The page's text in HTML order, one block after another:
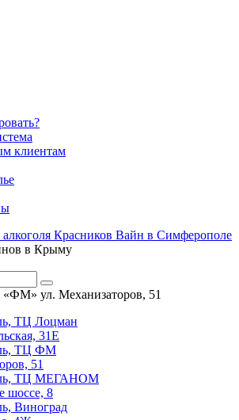
клиентам
в Крыму
ул. Механизаторов, 51
ТЦ Лоцман
31Е
ТЦ ФМ
51
ТЦ МЕГАНОМ
шоссе, 8
Виноград